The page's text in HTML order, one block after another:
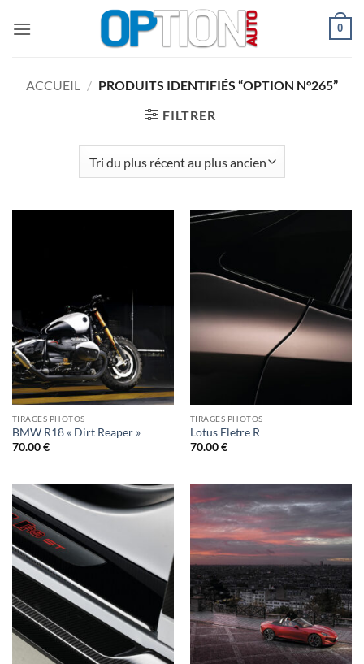
0
ACCUEIL / PRODUITS IDENTIFIÉS “OPTION N°265”
FILTRER
TIRAGES PHOTOS
BMW R18 « Dirt Reaper »
70.00€
TIRAGES PHOTOS
Lotus Eletre R
70.00€